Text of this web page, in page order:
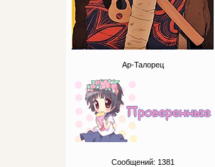
Ар-Талорец
Сообщений: 1381